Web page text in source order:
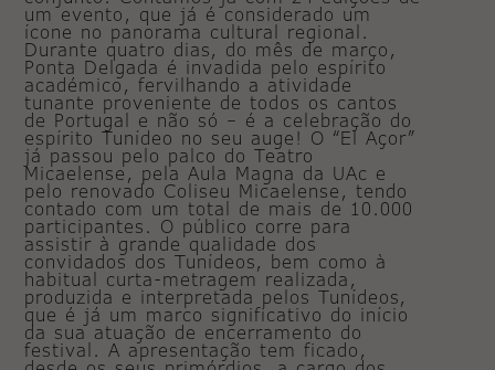
um evento, que já é considerado um
ícone no panorama cultural regional.
Durante quatro dias, do mês de março,
Ponta Delgada é invadida pelo espírito
académico, fervilhando a atividade
tunante proveniente de todos os cantos
de Portugal e não só – é a celebração do
espírito Tunídeo no seu auge! O “El Açor”
já passou pelo palco do Teatro
Micaelense, pela Aula Magna da UAc e
pelo renovado Coliseu Micaelense, tendo
contado com um total de mais de 10.000
participantes. O público corre para
assistir à grande qualidade dos
convidados dos Tunídeos, bem como à
habitual curta-metragem realizada,
produzida e interpretada pelos Tunídeos,
que é já um marco significativo do início
da sua atuação de encerramento do
festival. A apresentação tem ficado,